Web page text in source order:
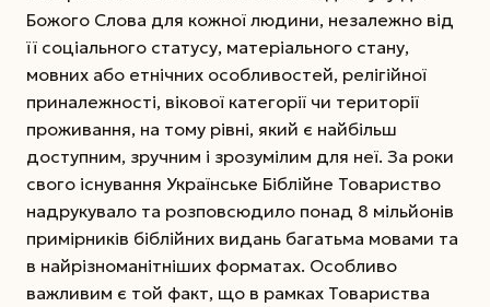
Божого Слова для кожної людини, незалежно від
її соціального статусу, матеріального стану,
мовних або етнічних особливостей, релігійної
приналежності, вікової категорії чи території
проживання, на тому рівні, який є найбільш
доступним, зручним і зрозумілим для неї. За роки
свого існування Українське Біблійне Товариство
надрукувало та розповсюдило понад 8 мільйонів
примірників біблійних видань багатьма мовами та
в найрізноманітніших форматах. Особливо
важливим є той факт, що в рамках Товариства